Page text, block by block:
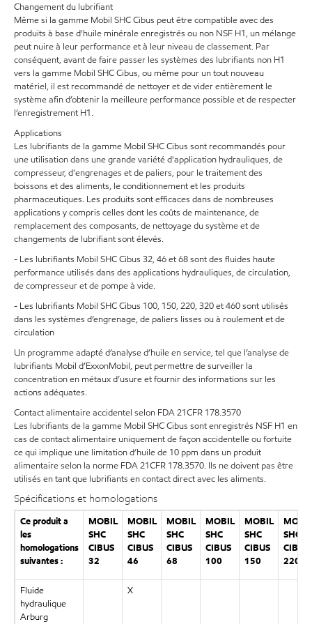
Changement du lubrifiant
Même si la gamme Mobil SHC Cibus peut être compatible avec des
produits à base d'huile minérale enregistrés ou non NSF H1, un mélange
peut nuire à leur performance et à leur niveau de classement. Par
conséquent, avant de faire passer les systèmes des lubrifiants non H1
vers la gamme Mobil SHC Cibus, ou même pour un tout nouveau
matériel, il est recommandé de nettoyer et de vider entièrement le
système afin d’obtenir la meilleure performance possible et de respecter
l’enregistrement H1.
Applications
Les lubrifiants de la gamme Mobil SHC Cibus sont recommandés pour
une utilisation dans une grande variété d'application hydrauliques, de
compresseur, d'engrenages et de paliers, pour le traitement des
boissons et des aliments, le conditionnement et les produits
pharmaceutiques. Les produits sont efficaces dans de nombreuses
applications y compris celles dont les coûts de maintenance, de
remplacement des composants, de nettoyage du système et de
changements de lubrifiant sont élevés.
- Les lubrifiants Mobil SHC Cibus 32, 46 et 68 sont des fluides haute
performance utilisés dans des applications hydrauliques, de circulation,
de compresseur et de pompe à vide.
- Les lubrifiants Mobil SHC Cibus 100, 150, 220, 320 et 460 sont utilisés
dans les systèmes d’engrenage, de paliers lisses ou à roulement et de
circulation
Un programme adapté d’analyse d’huile en service, tel que l’analyse de
lubrifiants Mobil d’ExxonMobil, peut permettre de surveiller la
concentration en métaux d’usure et fournir des informations sur les
actions adéquates.
Contact alimentaire accidentel selon FDA 21CFR 178.3570
Les lubrifiants de la gamme Mobil SHC Cibus sont enregistrés NSF H1 en
cas de contact alimentaire uniquement de façon accidentelle ou fortuite
ce qui implique une limitation d’huile de 10 ppm dans un produit
alimentaire selon la norme FDA 21CFR 178.3570. Ils ne doivent pas être
utilisés en tant que lubrifiants en contact direct avec les aliments.
Spécifications et homologations
Ce produit a
les
homologations
suivantes :
MOBIL
SHC
CIBUS
32
MOBIL
SHC
CIBUS
46
MOBIL
SHC
CIBUS
68
MOBIL
SHC
CIBUS
100
MOBIL
SHC
CIBUS
150
MOBIL
SHC
CIBUS
220
Fluide
hydraulique
Arburg
X